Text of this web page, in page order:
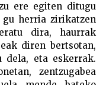
ere egiten ditugu
herria zirikatzen
dira, haurrak
diren bertsotan,
dela, eta eskerrak.
zentzugabea